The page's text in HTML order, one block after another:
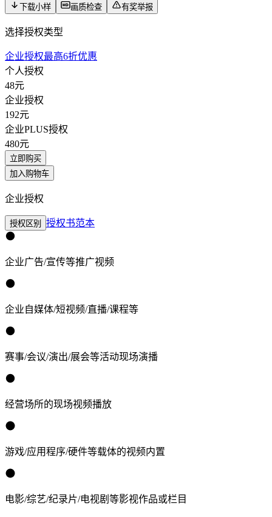
下载小样
画质检查 有奖举报
选择授权类型
企业授权最高6折优惠
个人授权
48元
企业授权
192元
企业PLUS授权
480元
立即购买
加入购物车
企业授权
授权区别 授权书范本
企业广告/宣传等推广视频
企业自媒体/短视频/直播/课程等
赛事/会议/演出/展会等活动现场演播
经营场所的现场视频播放
游戏/应用程序/硬件等载体的视频内置
电影/综艺/纪录片/电视剧等影视作品或栏目